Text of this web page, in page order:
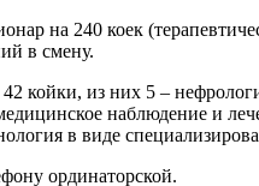
на 240 коек
в смену.
койки, из них 5 –
наблюдение и
в виде
ординаторской.